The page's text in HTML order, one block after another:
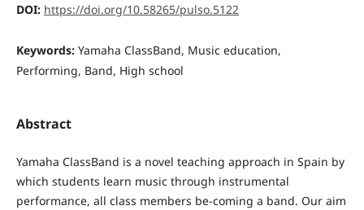
DOI: https://doi.org/10.58265/pulso.5122
Keywords: Yamaha ClassBand, Music education,
Performing, Band, High school
Abstract
Yamaha ClassBand is a novel teaching approach in Spain by
which students learn music through instrumental
performance, all class members be-coming a band. Our aim